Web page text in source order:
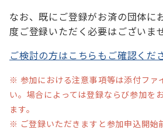
なお、既にご登録がお済の団体に
度ご登録いただく必要はございま
ご検討の方はこちらもご確認くだ
※ 参加における注意事項等は添付ファ
い。場合によっては登録ならび参加を
ます。
※ ご登録いただきますと参加申込開始